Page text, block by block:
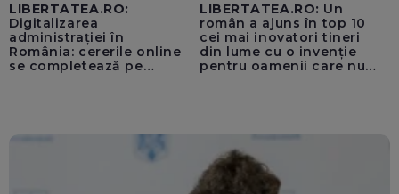
LIBERTATEA.RO:
Digitalizarea
administrației în
România: cererile online
se completează pe
LIBERTATEA.RO: Un
român a ajuns în top 10
cei mai inovatori tineri
din lume cu o invenție
pentru oamenii care nu